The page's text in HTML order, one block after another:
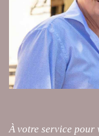
À votre service pour